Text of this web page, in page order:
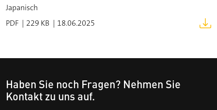
Japanisch
PDF
229 KB 18.06.2025
Haben Sie noch Fragen? Nehmen Sie
Kontakt zu uns auf.